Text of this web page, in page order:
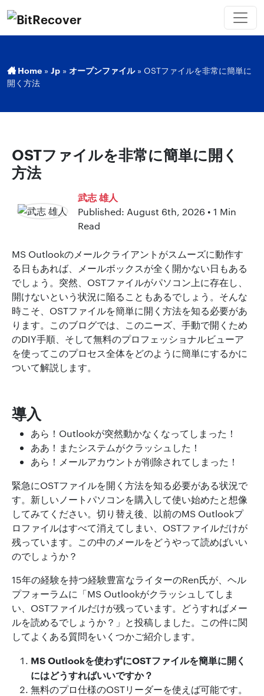
Home » Jp » オープンファイル » OSTファイルを非常に簡単に
開く方法
OSTファイルを非常に簡単に開く
方法
武志 雄人
Published: August 6th, 2026 • 1 Min
Read
MS Outlookのメールクライアントがスムーズに動作す
る日もあれば、メールボックスが全く開かない日もある
でしょう。突然、OSTファイルがパソコン上に存在し、
開けないという状況に陥ることもあるでしょう。そんな
時こそ、OSTファイルを簡単に開く方法を知る必要があ
ります。このブログでは、このニーズ、手動で開くため
のDIY手順、そして無料のプロフェッショナルビューア
を使ってこのプロセス全体をどのように簡単にするかに
ついて解説します。
導入
あら！Outlookが突然動かなくなってしまった！
ああ！またシステムがクラッシュした！
あら！メールアカウントが削除されてしまった！
緊急にOSTファイルを開く方法を知る必要がある状況で
す。新しいノートパソコンを購入して使い始めたと想像
してみてください。切り替え後、以前のMS Outlookプ
ロファイルはすべて消えてしまい、OSTファイルだけが
残っています。この中のメールをどうやって読めばいい
のでしょうか？
15年の経験を持つ経験豊富なライターのRen氏が、ヘル
プフォーラムに「MS Outlookがクラッシュしてしま
い、OSTファイルだけが残っています。どうすればメー
ルを読めるでしょうか？」と投稿しました。この件に関
してよくある質問をいくつかご紹介します。
MS Outlookを使わずにOSTファイルを簡単に開く
にはどうすればいいですか？
無料のプロ仕様のOSTリーダーを使えば可能です。